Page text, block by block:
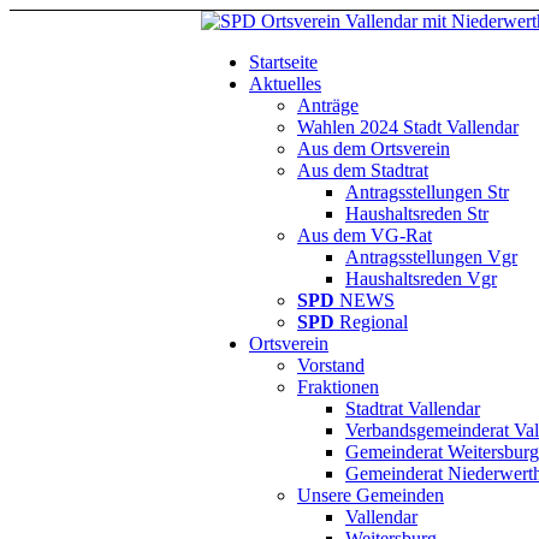
Startseite
Aktuelles
Anträge
Wahlen 2024 Stadt Vallendar
Aus dem Ortsverein
Aus dem Stadtrat
Antragsstellungen Str
Haushaltsreden Str
Aus dem VG-Rat
Antragsstellungen Vgr
Haushaltsreden Vgr
SPD NEWS
SPD Regional
Ortsverein
Vorstand
Fraktionen
Stadtrat Vallendar
Verbandsgemeinderat
Gemeinderat Weitersburg
Gemeinderat
Unsere Gemeinden
Vallendar